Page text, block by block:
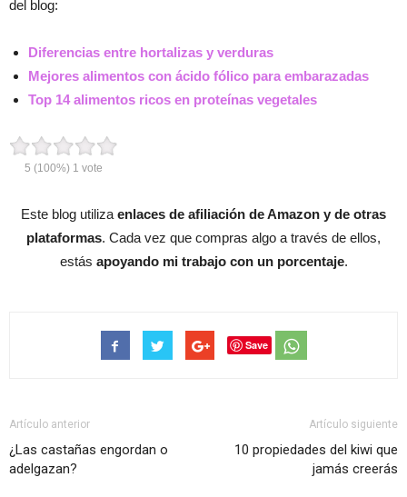
del blog:
Diferencias entre hortalizas y verduras
Mejores alimentos con ácido fólico para embarazadas
Top 14 alimentos ricos en proteínas vegetales
5 (100%) 1 vote
Este blog utiliza enlaces de afiliación de Amazon y de otras
plataformas. Cada vez que compras algo a través de ellos,
estás apoyando mi trabajo con un porcentaje.
Save
Artículo anterior
¿Las castañas engordan o
adelgazan?
Artículo siguiente
10 propiedades del kiwi que
jamás creerás